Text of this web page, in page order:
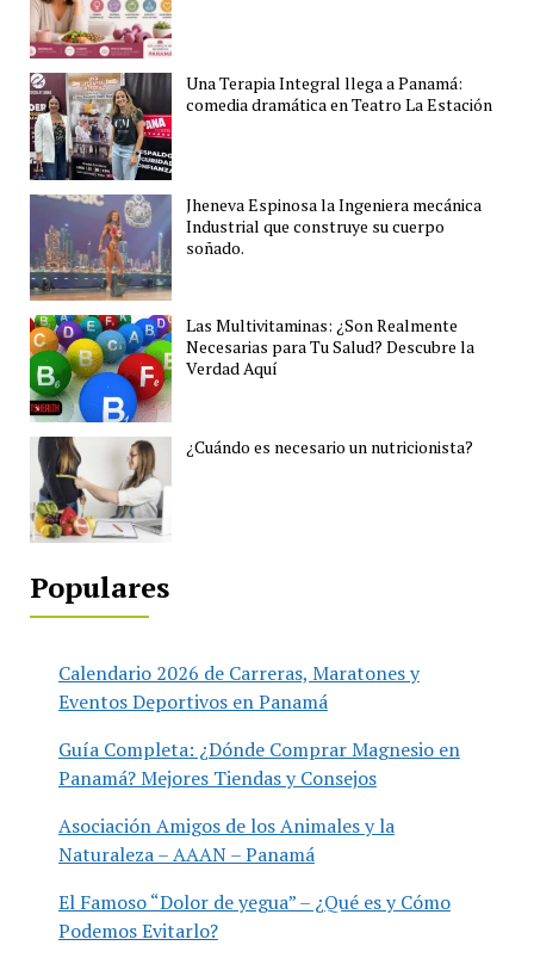
Una Terapia Integral llega a Panamá:
comedia dramática en Teatro La Estación
Jheneva Espinosa la Ingeniera mecánica
Industrial que construye su cuerpo
soñado.
Las Multivitaminas: ¿Son Realmente
Necesarias para Tu Salud? Descubre la
Verdad Aquí
¿Cuándo es necesario un nutricionista?
Populares
Calendario 2026 de Carreras, Maratones y
Eventos Deportivos en Panamá
Guía Completa: ¿Dónde Comprar Magnesio en
Panamá? Mejores Tiendas y Consejos
Asociación Amigos de los Animales y la
Naturaleza – AAAN – Panamá
El Famoso “Dolor de yegua” – ¿Qué es y Cómo
Podemos Evitarlo?